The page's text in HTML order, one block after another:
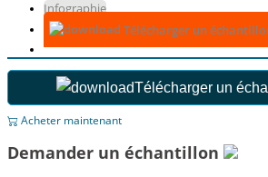
Infographie
Télécharger un
Télécharger un
Acheter maintenant
Demander un échantillon